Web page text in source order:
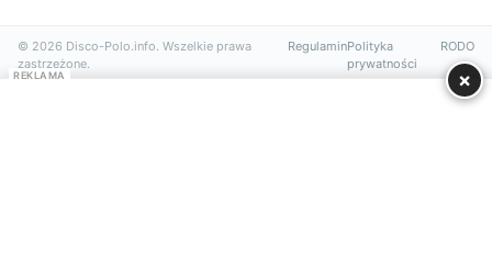
© 2026 Disco-Polo.info. Wszelkie prawa
zastrzeżone.
RegulaminPolityka
prywatności
RODO
REKLAMA ×